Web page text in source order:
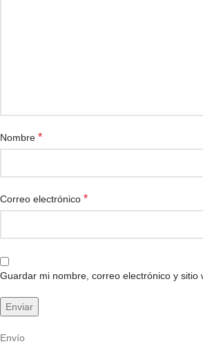
Nombre *
Correo electrónico *
Guardar mi nombre, correo electrónico y
Envío